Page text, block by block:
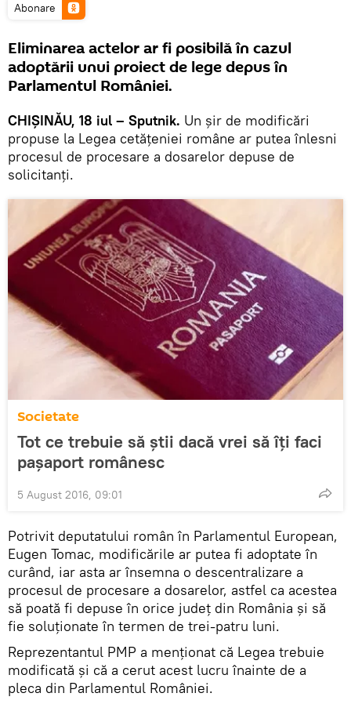
Abonare
Eliminarea actelor ar fi posibilă în cazul
adoptării unui proiect de lege depus în
Parlamentul României.
CHIȘINĂU, 18 iul – Sputnik. Un șir de modificări
propuse la Legea cetățeniei române ar putea înlesni
procesul de procesare a dosarelor depuse de
solicitanți.
Societate
Tot ce trebuie să știi dacă vrei să îți faci
pașaport românesc
5 August 2016, 09:01
Potrivit deputatului român în Parlamentul European,
Eugen Tomac, modificările ar putea fi adoptate în
curând, iar asta ar însemna o descentralizare a
procesul de procesare a dosarelor, astfel ca acestea
să poată fi depuse în orice judeţ din România și să
fie soluționate în termen de trei-patru luni.
Reprezentantul PMP a menționat că Legea trebuie
modificată și că a cerut acest lucru înainte de a
pleca din Parlamentul României.